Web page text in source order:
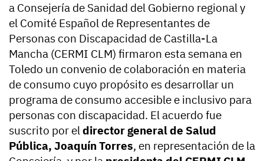
a Consejería de Sanidad del Gobierno regional y
el Comité Español de Representantes de
Personas con Discapacidad de Castilla-La
Mancha (CERMI CLM) firmaron esta semana en
Toledo un convenio de colaboración en materia
de consumo cuyo propósito es desarrollar un
programa de consumo accesible e inclusivo para
personas con discapacidad. El acuerdo fue
suscrito por eldirector general de Salud
Pública, Joaquín Torres, en representación de la